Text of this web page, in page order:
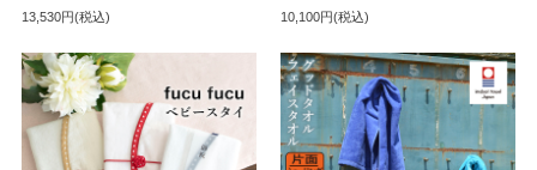
13,530円(税込)
10,100円(税込)